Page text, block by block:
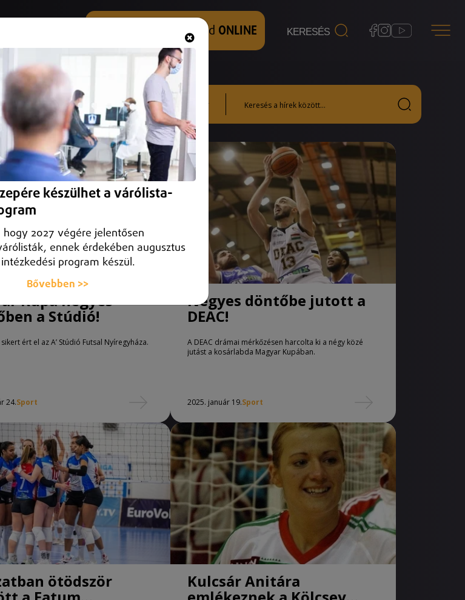
(20) 316 3000 Hallgasd és nézd ONLINE
Kupa négyes
a Stúdió!
ért el az A’ Stúdió Futsal Nyíregyháza.
24.Sport
Négyes döntőbe jutott a
DEAC!
A DEAC drámai mérkőzésen harcolta ki a négy közé
jutást a kosárlabda Magyar Kupában.
2025. január 19.Sport
ötödször Kulcsár Anitára
készülhet a várólista-
2027 végére jelentősen
ennek érdekében augusztus
program készül.
Bővebben >>